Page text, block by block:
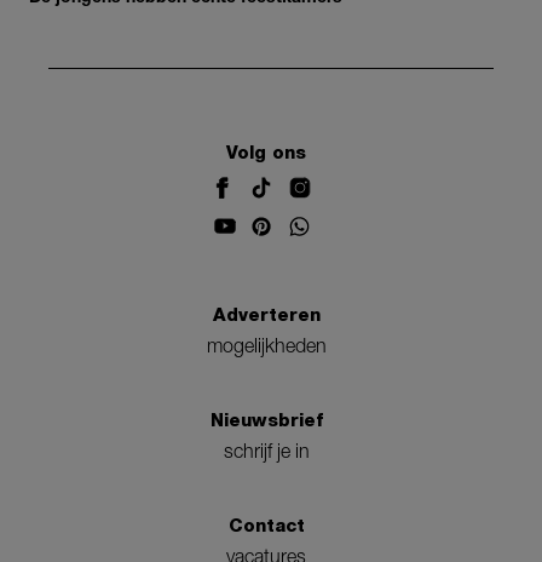
Volg ons
Adverteren
mogelijkheden
Nieuwsbrief
schrijf je in
Contact
vacatures